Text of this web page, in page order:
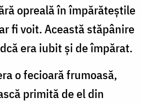
opreală în împărăteștile
fi voit. Această stăpânire
era iubit și de împărat.
o fecioară frumoasă,
primită de el din